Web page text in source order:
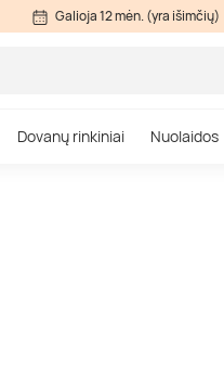
Galioja 12 mėn. (yra išimčių)
Dovanų rinkiniai Nuolaidos